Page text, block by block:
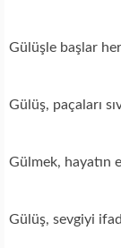
Gülüşle başlar
Gülüş, paçaları
Gülmek, hayatın
Gülüş, sevgiyi